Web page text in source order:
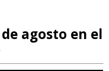
agosto en el